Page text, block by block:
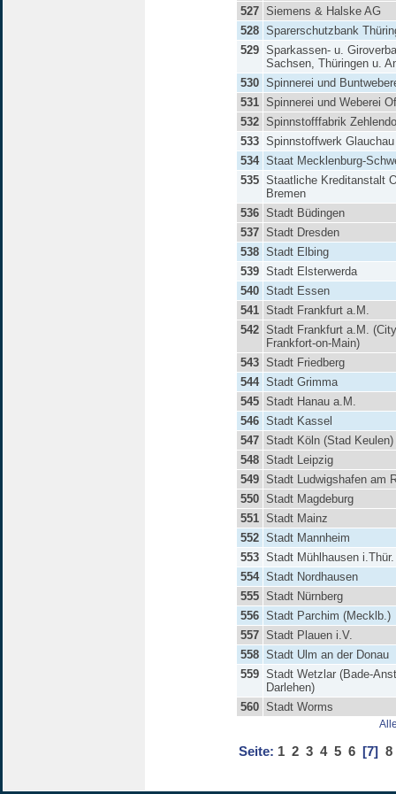
527 Siemens & Halske AG
528 Sparerschutzbank
529 Sparkassen- u.
Sachsen, Thüringen u.
530 Spinnerei und
531 Spinnerei und Weberei
532 Spinnstofffabrik
533 Spinnstoffwerk
534 Staat Mecklenburg-
535 Staatliche Kreditanstalt
Bremen
536 Stadt Büdingen
537 Stadt Dresden
538 Stadt Elbing
539 Stadt Elsterwerda
540 Stadt Essen
541 Stadt Frankfurt a.M.
542 Stadt Frankfurt a.M.
Frankfort-on-Main)
543 Stadt Friedberg
544 Stadt Grimma
545 Stadt Hanau a.M.
546 Stadt Kassel
547 Stadt Köln (Stad Keulen)
548 Stadt Leipzig
549 Stadt Ludwigshafen am
550 Stadt Magdeburg
551 Stadt Mainz
552 Stadt Mannheim
553 Stadt Mühlhausen i.Thür.
554 Stadt Nordhausen
555 Stadt Nürnberg
556 Stadt Parchim (Mecklb.)
557 Stadt Plauen i.V.
558 Stadt Ulm an der Donau
559 Stadt Wetzlar (Bade-
Darlehen)
560 Stadt Worms
Seite: 1 2 3 4 5 6 [7] 8